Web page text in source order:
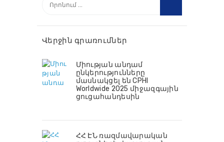
Վերջին գրառումներ
Միության անդամ
ընկերությունները
մասնակցել են CPHI
Worldwide 2025 միջազգային
ցուցահանդեսին
ՀՀ ԷՆ ռազմավարական